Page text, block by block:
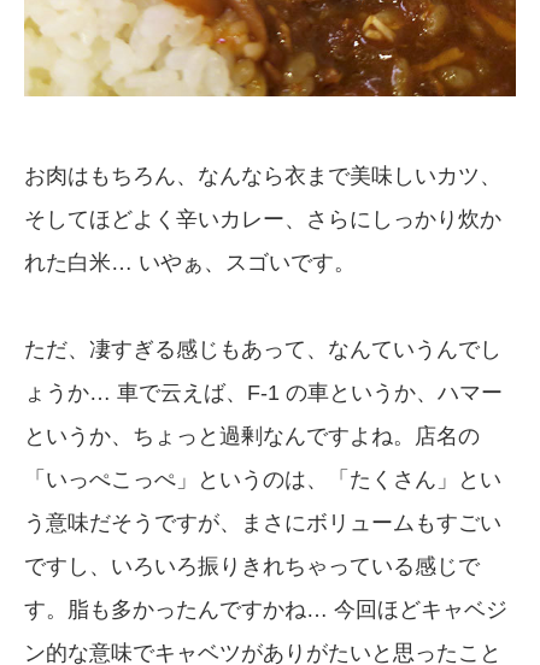
お肉はもちろん、なんなら衣まで美味しいカツ、
そしてほどよく辛いカレー、さらにしっかり炊か
れた白米… いやぁ、スゴいです。
ただ、凄すぎる感じもあって、なんていうんでし
ょうか… 車で云えば、F-1 の車というか、ハマー
というか、ちょっと過剰なんですよね。店名の
「いっぺこっぺ」というのは、「たくさん」とい
う意味だそうですが、まさにボリュームもすごい
ですし、いろいろ振りきれちゃっている感じで
す。脂も多かったんですかね… 今回ほどキャベジ
ン的な意味でキャベツがありがたいと思ったこと